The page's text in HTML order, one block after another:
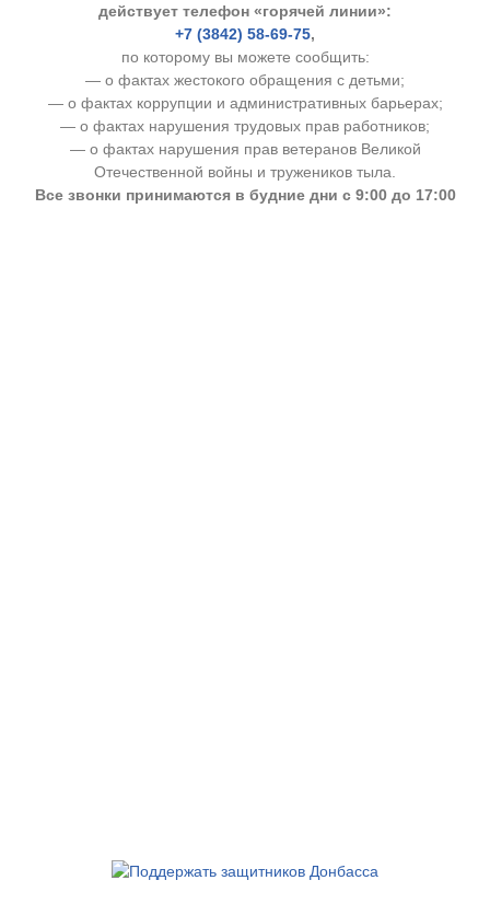
действует телефон «горячей линии»:
+7 (3842) 58-69-75,
по которому вы можете сообщить:
— о фактах жестокого обращения с детьми;
— о фактах коррупции и административных барьерах;
— о фактах нарушения трудовых прав работников;
— о фактах нарушения прав ветеранов Великой
Отечественной войны и тружеников тыла.
Все звонки принимаются в будние дни с 9:00 до 17:00